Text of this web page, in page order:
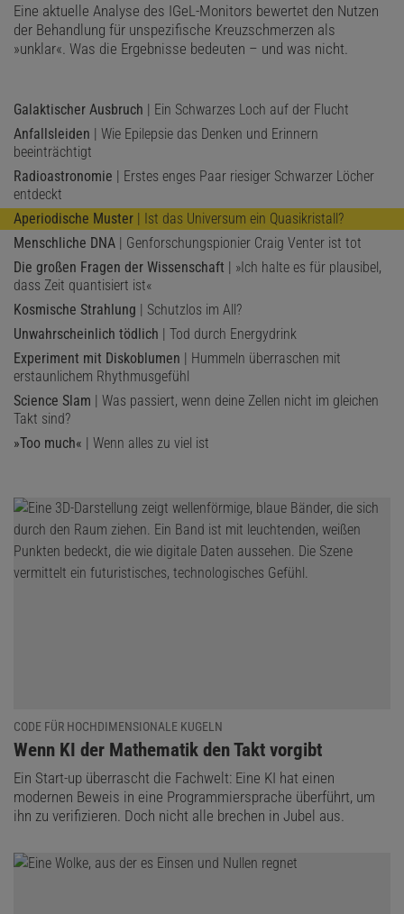
Eine aktuelle Analyse des IGeL-Monitors bewertet den Nutzen
der Behandlung für unspezifische Kreuzschmerzen als
»unklar«. Was die Ergebnisse bedeuten – und was nicht.
Galaktischer Ausbruch | Ein Schwarzes Loch auf der Flucht
Anfallsleiden | Wie Epilepsie das Denken und Erinnern
beeinträchtigt
Radioastronomie | Erstes enges Paar riesiger Schwarzer Löcher
entdeckt
Aperiodische Muster | Ist das Universum ein Quasikristall?
Menschliche DNA | Genforschungspionier Craig Venter ist tot
Die großen Fragen der Wissenschaft | »Ich halte es für plausibel,
dass Zeit quantisiert ist«
Kosmische Strahlung | Schutzlos im All?
Unwahrscheinlich tödlich | Tod durch Energydrink
Experiment mit Diskoblumen | Hummeln überraschen mit
erstaunlichem Rhythmusgefühl
Science Slam | Was passiert, wenn deine Zellen nicht im gleichen
Takt sind?
»Too much« | Wenn alles zu viel ist
CODE FÜR HOCHDIMENSIONALE KUGELN
:
Wenn KI der Mathematik den Takt vorgibt
Ein Start-up überrascht die Fachwelt: Eine KI hat einen
modernen Beweis in eine Programmiersprache überführt, um
ihn zu verifizieren. Doch nicht alle brechen in Jubel aus.